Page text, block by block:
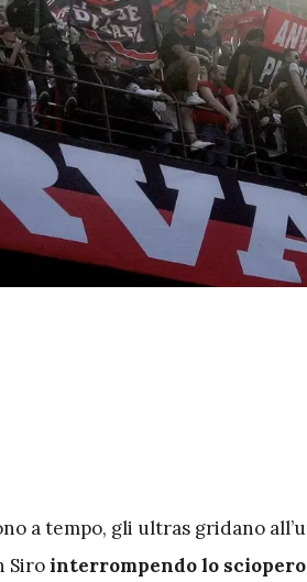
a tempo, gli ultras gridano
Sirointerrompendo lo